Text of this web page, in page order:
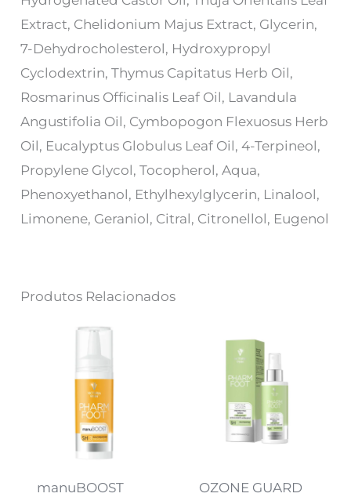
Extract, Chelidonium Majus Extract, Glycerin,
7-Dehydrocholesterol, Hydroxypropyl
Cyclodextrin, Thymus Capitatus Herb Oil,
Rosmarinus Officinalis Leaf Oil, Lavandula
Angustifolia Oil, Cymbopogon Flexuosus Herb
Oil, Eucalyptus Globulus Leaf Oil, 4-Terpineol,
Propylene Glycol, Tocopherol, Aqua,
Phenoxyethanol, Ethylhexylglycerin, Linalool,
Limonene, Geraniol, Citral, Citronellol, Eugenol
Produtos Relacionados
manuBOOST
OZONE GUARD